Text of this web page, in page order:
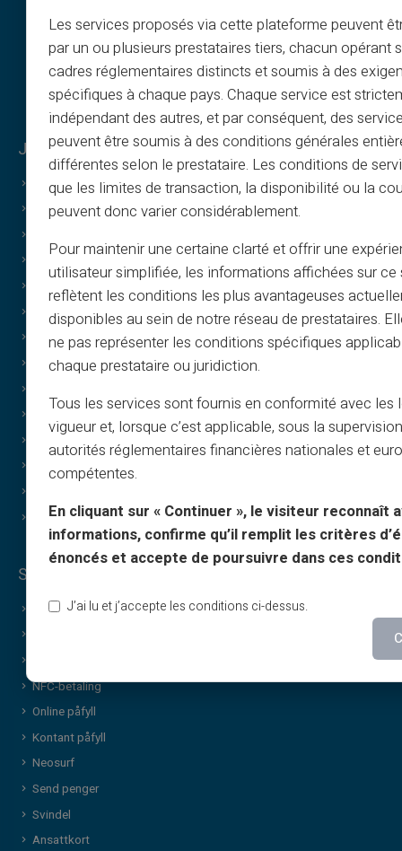
Juridisk & vilkår
Generelle vilkår
Juridisk info
Informasjonskapsler
FAQ
Guider
Vilkår – verving
Cashback
Om oss
Kontakt
Veritas-fordeler
Hvorfor VERITAS
IBAN & RIB
Spesialtilbud
Print on demand
Gaver
Deling
Tjenester & nyheter
Sikkerhet & tjenester
Forhåndsbetalt kort
NFC-betaling
Online påfyll
Kontant påfyll
Neosurf
Send penger
Svindel
Ansattkort
Les services proposés via cette plateforme peuvent
par un ou plusieurs prestataires tiers, chacun opérant
cadres réglementaires distincts et soumis à des
spécifiques à chaque pays. Chaque service est
indépendant des autres, et par conséquent, des
peuvent être soumis à des conditions générales
différentes selon le prestataire. Les conditions de
que les limites de transaction, la disponibilité ou la
peuvent donc varier considérablement.
Pour maintenir une certaine clarté et offrir une
utilisateur simplifiée, les informations affichées sur ce
reflètent les conditions les plus avantageuses
disponibles au sein de notre réseau de prestataires.
ne pas représenter les conditions spécifiques
chaque prestataire ou juridiction.
Tous les services sont fournis en conformité avec les
vigueur et, lorsque c’est applicable, sous la
autorités réglementaires financières nationales et
compétentes.
En cliquant sur « Continuer », le visiteur reconnaît
informations, confirme qu’il remplit les critères
énoncés et accepte de poursuivre dans ces
J’ai lu et j’accepte les conditions ci-dessus.